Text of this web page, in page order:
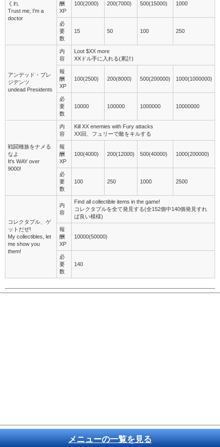
くれ
Trust me, I'm a
doctor
酬
XP
100(2000) 200(7000) 500(15000) 1000
必
要
数
15 50 100 250
アンデッド・プレ
ジデンツ
undead Presidents
内
容
Loot $XX more
XXドル手に入れる(累計)
報
酬
XP
100(2500) 200(8000) 500(200000) 1000(1000000)
必
要
数
10000 100000 1000000 10000000
戦闘種族をナメる
なよ
It's WAY over
9000!
内
容
Kill XX enemies with Fury attacks
XX回、フュリーで敵をキルする
報
酬
XP
100(4000) 200(12000) 500(40000) 1000(200000)
必
要
数
100 250 1000 2500
コレクタブル、ゲ
ットだぜ!
My collectibles, let
me show you
them!
内
容
Find all collectible items in the game!
コレクタブルを全て発見する(全152個中140個発見すれ
ば良い模様)
報
酬
XP
10000(50000)
必
要
数
140
メニューの一覧を見る